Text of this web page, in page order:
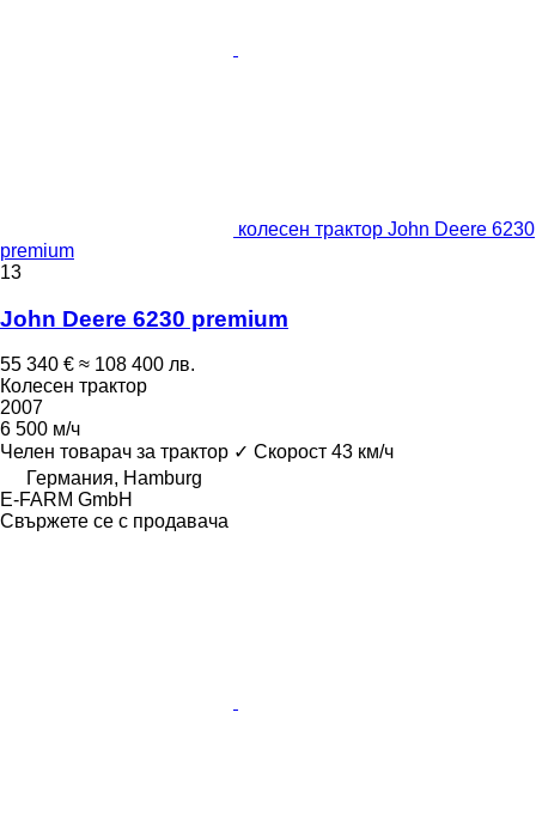
колесен трактор John Deere 6230
premium
13
John Deere 6230 premium
55 340 € ≈ 108 400 лв.
Колесен трактор
2007
6 500 м/ч
Челен товарач за трактор ✓ Скорост 43 км/ч
Германия, Hamburg
E-FARM GmbH
Свържете се с продавача